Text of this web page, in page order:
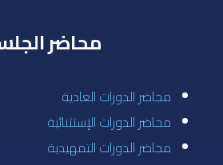
محاضر
مجاضر الدورات العادية
مجاضر الدورات الإستثنائية
مجاضر الدورات التمهيدية